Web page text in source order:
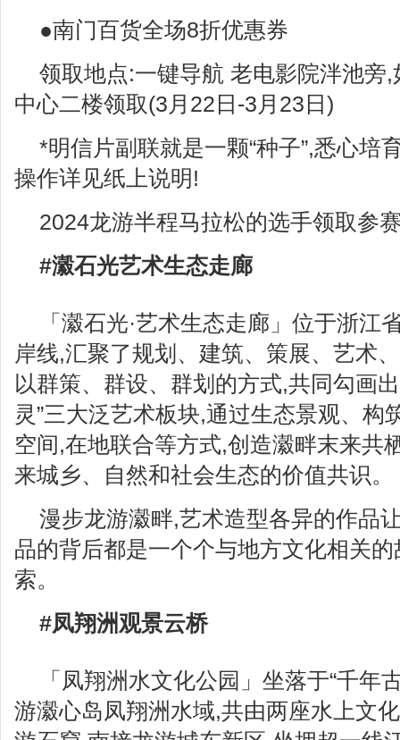
●南门百货全场8折优惠券
领取地点:一键导航 老电影院泮池旁
中心二楼领取(3月22日-3月23日)
*明信片副联就是一颗“种子”,悉心培
操作详见纸上说明!
2024龙游半程马拉松的选手领取参
#瀫石光艺术生态走廊
「瀫石光·艺术生态走廊」位于浙江
岸线,汇聚了规划、建筑、策展、艺术
以群策、群设、群划的方式,共同勾画出
灵”三大泛艺术板块,通过生态景观、构
空间,在地联合等方式,创造瀫畔末来共
来城乡、自然和社会生态的价值共识。
漫步龙游瀫畔,艺术造型各异的作品
品的背后都是一个个与地方文化相关
索。
#凤翔洲观景云桥
「凤翔洲水文化公园」坐落于“千年
游瀫心岛凤翔洲水域,共由两座水上文